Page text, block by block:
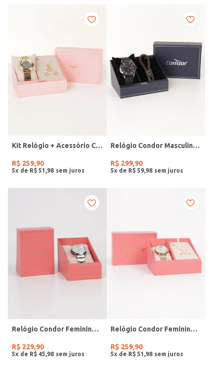
Kit Relógio + Acessório Condor Feminino DOURADO
R$ 259,90
5x de R$ 51 98
Relógio Condor Masculino PRETO
R$ 299,90
5x de R$ 59 98
Relógio Condor Feminino PRATA
R$ 229,90
5x de R$ 45 98
Relógio Condor Feminino DOURADO
R$ 259,90
5x de R$ 51 98